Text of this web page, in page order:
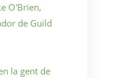
O'Brien,
de Guild
la gent de